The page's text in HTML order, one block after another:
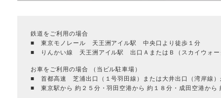
鉄道をご利用の場合
■ 東京モノレール 天王洲アイル駅 中央口より徒歩１分
■ りんかい線 天王洲アイル駅 出口ＡまたはＢ（スカイウォー
お車をご利用の場合 （当ビル駐車場）
■ 首都高速 芝浦出口（１号羽田線）または大井出口（湾岸線）
■ 東京駅から 約２５分・羽田空港から 約１８分・成田空港から